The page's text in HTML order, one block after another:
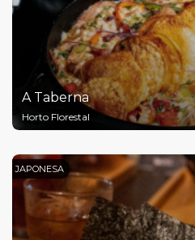
A Taberna
Horto Florestal
JAPONESA